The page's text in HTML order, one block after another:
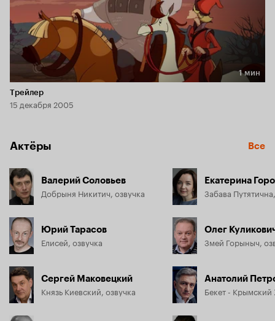
Длительность 1 мин
1 мин
Трейлер
15 декабря 2005
Актёры Все
Валерий Соловьев
Добрыня Никитич, озвучка
Юрий Тарасов
Елисей, озвучка
Сергей Маковецкий
Князь Киевский, озвучка
Екатерина
Забава
Олег
Змей Горыныч,
Анатолий
Бекет - Крымский